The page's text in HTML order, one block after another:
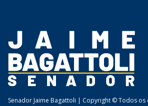
Senador Jaime Bagattoli | Copyright © Todos